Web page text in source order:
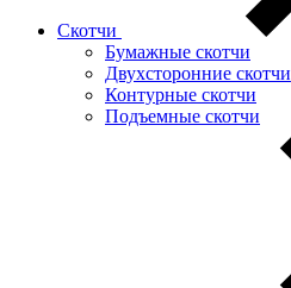
Скотчи
Бумажные скотчи
Двухсторонние скотчи
Контурные скотчи
Подъемные скотчи